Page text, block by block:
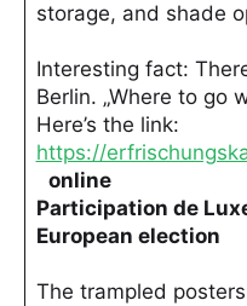
storage, and shade
Interesting fact:
Berlin. „Where to go
Here’s the link:
https://
online
Participation de
European election
The trampled